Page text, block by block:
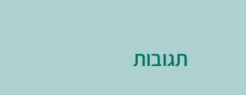
תגובות